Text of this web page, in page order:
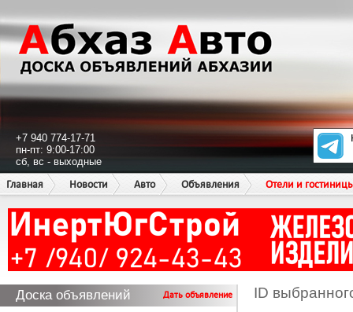
+7 940 774-17-71
пн-пт: 9:00-17:00
сб, вс - выходные
Главная
Новости Авто Объявления Отели и
Доска объявлений Дать объявление ID